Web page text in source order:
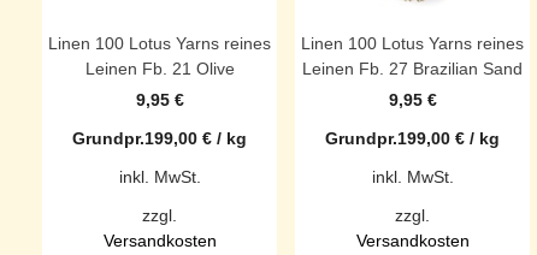
Linen 100 Lotus Yarns reines
Leinen Fb. 21 Olive
9,95 €
Grundpr.199,00 € / kg
inkl. MwSt.
zzgl.
Versandkosten
Linen 100 Lotus Yarns reines
Leinen Fb. 27 Brazilian Sand
9,95 €
Grundpr.199,00 € / kg
inkl. MwSt.
zzgl.
Versandkosten